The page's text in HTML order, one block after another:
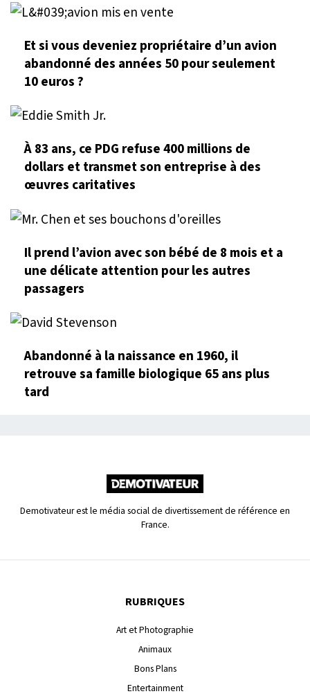
Et si vous deveniez propriétaire d’un avion
abandonné des années 50 pour seulement
10 euros ?
À 83 ans, ce PDG refuse 400 millions de
dollars et transmet son entreprise à des
œuvres caritatives
Il prend l’avion avec son bébé de 8 mois et a
une délicate attention pour les autres
passagers
Abandonné à la naissance en 1960, il
retrouve sa famille biologique 65 ans plus
tard
Demotivateur est le média social de divertissement de référence en
France.
RUBRIQUES
Art et Photographie
Animaux
Bons Plans
Entertainment